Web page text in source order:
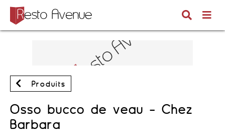
Produits
Osso bucco de veau - Chez
Barbara